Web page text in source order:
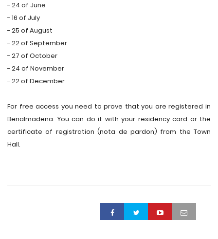
- 24 of June
- 16 of July
- 25 of August
- 22 of September
- 27 of October
- 24 of November
- 22 of December
For free access you need to prove that you are registered in
Benalmadena. You can do it with your residency card or the
certificate of registration (nota de pardon) from the Town
Hall.